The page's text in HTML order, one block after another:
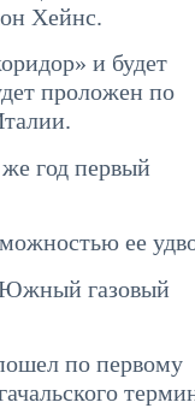
Хейнс.
и будет
проложен по
год первый
ее
газовый
по первому